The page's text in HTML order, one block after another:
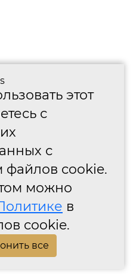
этот
с
с
файлов cookie.
можно
в
cookie.
все